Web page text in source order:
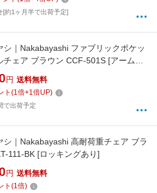
[約1ヶ月半で出荷予定]
シ｜Nakabayashi ファブリックポケッ
チェア ブラウン CCF-501S [アームレ
/ロッキングあり]
円 送料無料
ト (1倍+1倍UP)
で出荷予定
シ｜Nakabayashi 高耐荷重チェア ブラ
111-BK [ロッキングあり]
円 送料無料
ト (1倍)